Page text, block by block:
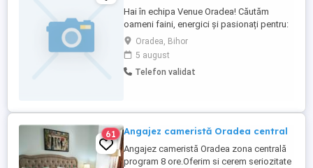
Hai în echipa Venue Oradea! Căutăm
oameni faini, energici și pasionați pentru:
Barman Dacă îți place ritmul dinamic,
lucrul în echipă și vibe-ul bun, te vrem
alături de noi! Program în ture Beneficii
atractive Mediu de lucru prietenos Sună și
Oradea, Bihor
5 august
Telefon validat
61 Angajez cameristă Oradea central
Angajez cameristă Oradea zona centrală
program 8 ore.Oferim si cerem seriozitate